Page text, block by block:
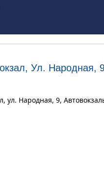
Ул. Народная,
ул. Народная, 9,